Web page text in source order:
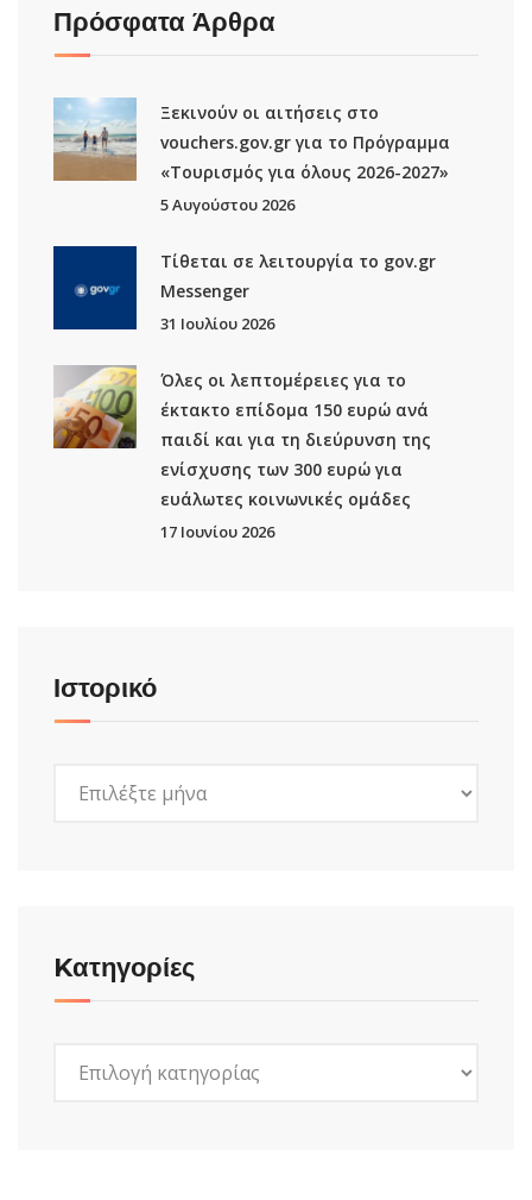
Πρόσφατα Άρθρα
Ξεκινούν οι αιτήσεις στο
vouchers.gov.gr για το Πρόγραμμα
«Τουρισμός για όλους 2026-2027»
5 Αυγούστου 2026
Τίθεται σε λειτουργία το gov.gr
Μessenger
31 Ιουλίου 2026
Όλες οι λεπτομέρειες για το
έκτακτο επίδομα 150 ευρώ ανά
παιδί και για τη διεύρυνση της
ενίσχυσης των 300 ευρώ για
ευάλωτες κοινωνικές ομάδες
17 Ιουνίου 2026
Ιστορικό
Kατηγορίες